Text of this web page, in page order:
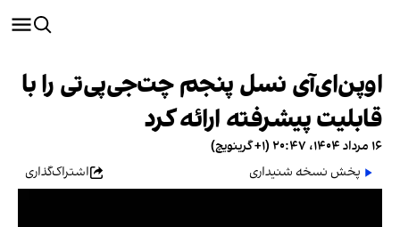
اوپن‌ای‌آی نسل پنجم چت‌جی‌پی‌تی را با
قابلیت پیشرفته ارائه کرد
۱۶ مرداد ۱۴۰۴، ۲۰:۴۷ (‎+۱ گرینویچ)
پخش نسخه شنیداری
اشتراک‌گذاری